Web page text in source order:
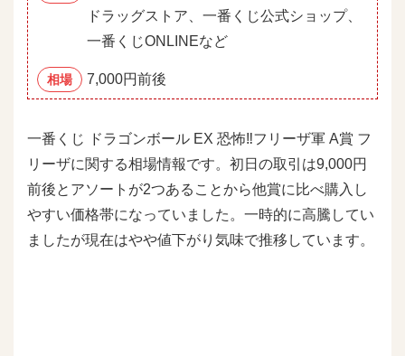
ドラッグストア、一番くじ公式ショップ、
一番くじONLINEなど
相場 7,000円前後
一番くじ ドラゴンボール EX 恐怖‼フリーザ軍 A賞 フ
リーザに関する相場情報です。初日の取引は9,000円
前後とアソートが2つあることから他賞に比べ購入し
やすい価格帯になっていました。一時的に高騰してい
ましたが現在はやや値下がり気味で推移しています。